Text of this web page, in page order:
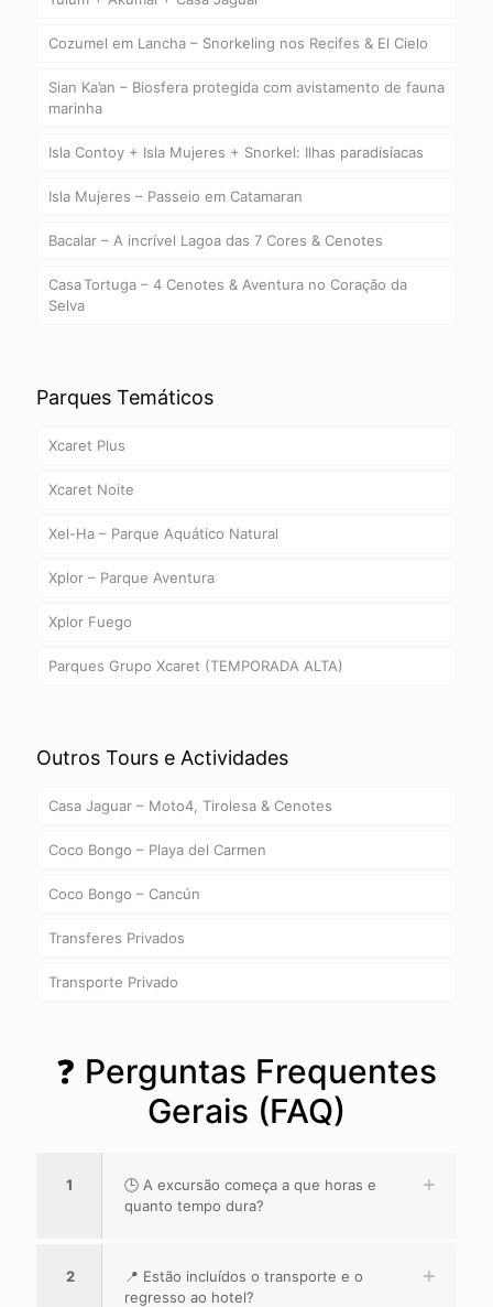
Cozumel em Lancha – Snorkeling nos Recifes & El Cielo
Sian Ka’an – Biosfera protegida com avistamento de fauna
marinha
Isla Contoy + Isla Mujeres + Snorkel: Ilhas paradisíacas
Isla Mujeres – Passeio em Catamaran
Bacalar – A incrível Lagoa das 7 Cores & Cenotes
Casa Tortuga – 4 Cenotes & Aventura no Coração da
Selva
Parques Temáticos
Xcaret Plus
Xcaret Noite
Xel-Ha – Parque Aquático Natural
Xplor – Parque Aventura
Xplor Fuego
Parques Grupo Xcaret (TEMPORADA ALTA)
Outros Tours e Actividades
Casa Jaguar – Moto4, Tirolesa & Cenotes
Coco Bongo – Playa del Carmen
Coco Bongo – Cancún
Transferes Privados
Transporte Privado
❓ Perguntas Frequentes
Gerais (FAQ)
1
🕒 A excursão começa a que horas e
quanto tempo dura?
2
📍 Estão incluídos o transporte e o
regresso ao hotel?